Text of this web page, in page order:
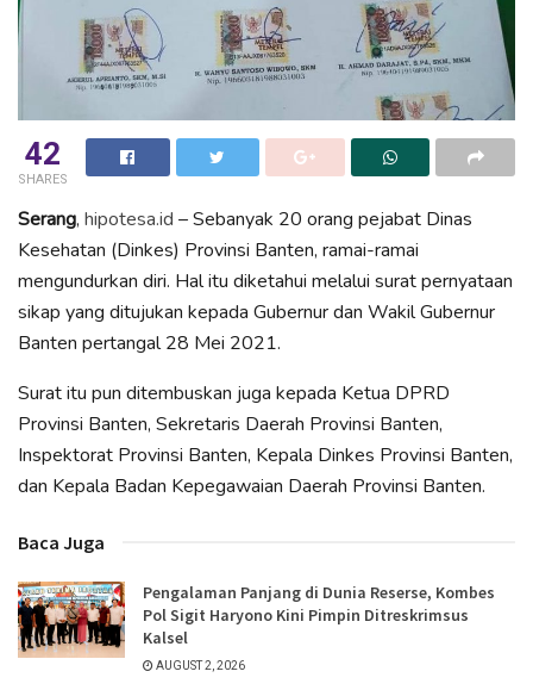
42
SHARES
Serang, hipotesa.id – Sebanyak 20 orang pejabat Dinas
Kesehatan (Dinkes) Provinsi Banten, ramai-ramai
mengundurkan diri. Hal itu diketahui melalui surat pernyataan
sikap yang ditujukan kepada Gubernur dan Wakil Gubernur
Banten pertangal 28 Mei 2021.
Surat itu pun ditembuskan juga kepada Ketua DPRD
Provinsi Banten, Sekretaris Daerah Provinsi Banten,
Inspektorat Provinsi Banten, Kepala Dinkes Provinsi Banten,
dan Kepala Badan Kepegawaian Daerah Provinsi Banten.
Baca Juga
Pengalaman Panjang di Dunia Reserse, Kombes
Pol Sigit Haryono Kini Pimpin Ditreskrimsus
Kalsel
AUGUST 2, 2026